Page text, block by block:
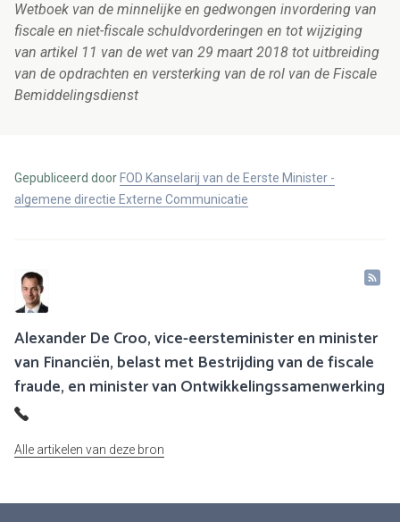
Wetboek van de minnelijke en gedwongen invordering van
fiscale en niet-fiscale schuldvorderingen en tot wijziging
van artikel 11 van de wet van 29 maart 2018 tot uitbreiding
van de opdrachten en versterking van de rol van de Fiscale
Bemiddelingsdienst
Gepubliceerd door FOD Kanselarij van de Eerste Minister -
algemene directie Externe Communicatie
Alexander De Croo, vice-eersteminister en minister
van Financiën, belast met Bestrijding van de fiscale
fraude, en minister van Ontwikkelingssamenwerking
Alle artikelen van deze bron